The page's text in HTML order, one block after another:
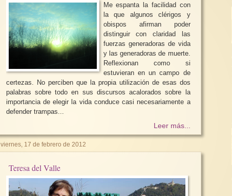
Me espanta la facilidad con
la que algunos clérigos y
obispos afirman poder
distinguir con claridad las
fuerzas generadoras de vida
y las generadoras de muerte.
Reflexionan como si
estuvieran en un campo de
certezas. No perciben que la propia utilización de esas dos
palabras sobre todo en sus discursos acalorados sobre la
importancia de elegir la vida conduce casi necesariamente a
defender trampas...
Leer más...
viernes, 17 de febrero de 2012
Teresa del Valle